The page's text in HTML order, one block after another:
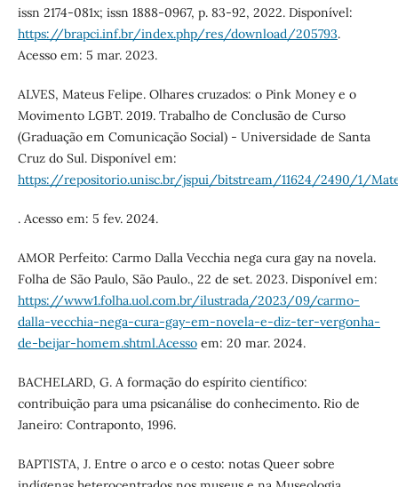
issn 2174-081x; issn 1888-0967, p. 83-92, 2022. Disponível:
https://brapci.inf.br/index.php/res/download/205793.
Acesso em: 5 mar. 2023.
ALVES, Mateus Felipe. Olhares cruzados: o Pink Money e o
Movimento LGBT. 2019. Trabalho de Conclusão de Curso
(Graduação em Comunicação Social) - Universidade de Santa
Cruz do Sul. Disponível em:
https://repositorio.unisc.br/jspui/bitstream/11624/2490/1/
. Acesso em: 5 fev. 2024.
AMOR Perfeito: Carmo Dalla Vecchia nega cura gay na novela.
Folha de São Paulo, São Paulo., 22 de set. 2023. Disponível em:
https://www1.folha.uol.com.br/ilustrada/2023/09/carmo-
dalla-vecchia-nega-cura-gay-em-novela-e-diz-ter-vergonha-
de-beijar-homem.shtml.Acessoem: 20 mar. 2024.
BACHELARD, G. A formação do espírito científico:
contribuição para uma psicanálise do conhecimento. Rio de
Janeiro: Contraponto, 1996.
BAPTISTA, J. Entre o arco e o cesto: notas Queer sobre